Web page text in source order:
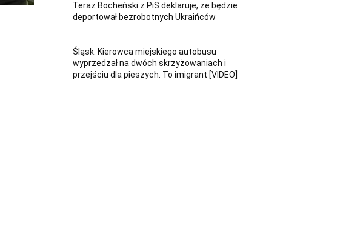
Teraz Bocheński z PiS deklaruje, że będzie
deportował bezrobotnych Ukraińców
Śląsk. Kierowca miejskiego autobusu
wyprzedzał na dwóch skrzyżowaniach i
przejściu dla pieszych. To imigrant [VIDEO]